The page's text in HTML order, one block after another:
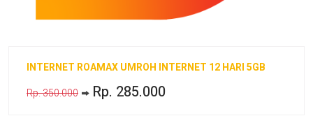
INTERNET ROAMAX UMROH INTERNET 12 HARI 5GB
Rp. 350.000
Rp. 285.000